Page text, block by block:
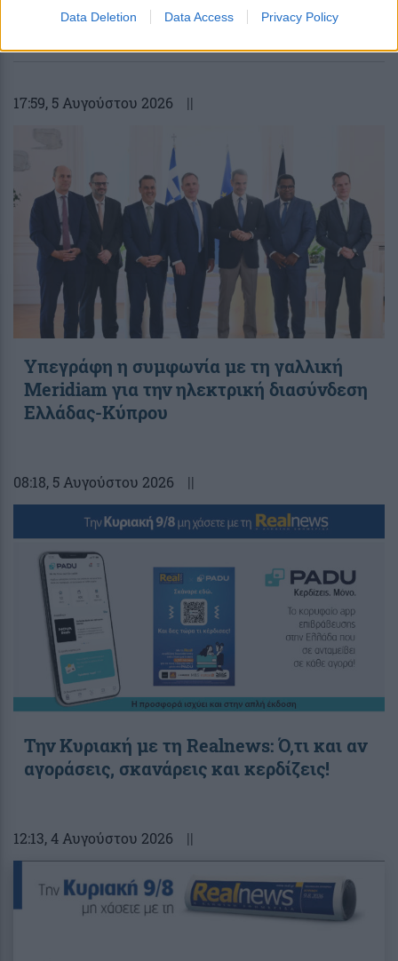
Data Deletion Data Access Privacy Policy
περισσότερα
17:59, 5 Αυγούστου 2026 ||
Υπεγράφη η συμφωνία με τη γαλλική
Meridiam για την ηλεκτρική διασύνδεση
Ελλάδας-Κύπρου
08:18, 5 Αυγούστου 2026 ||
Την Κυριακή με τη Realnews: Ό,τι και αν
αγοράσεις, σκανάρεις και κερδίζεις!
12:13, 4 Αυγούστου 2026 ||